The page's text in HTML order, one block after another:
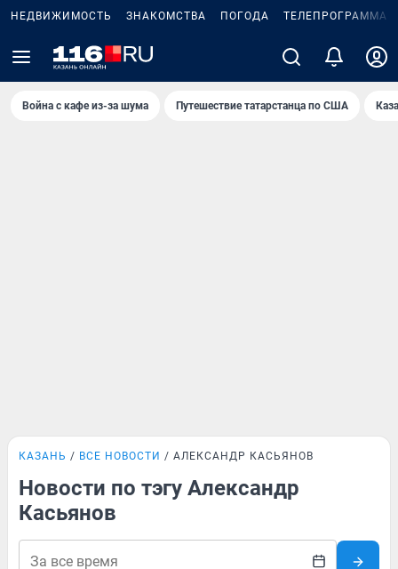
НЕДВИЖИМОСТЬ ЗНАКОМСТВА ПОГОДА ТЕЛЕПРОГРАММА
Война с кафе из-за шума Путешествие татарстанца по США
КАЗАНЬ ВСЕ НОВОСТИ АЛЕКСАНДР КАСЬЯНОВ
Новости по тэгу Александр
Касьянов